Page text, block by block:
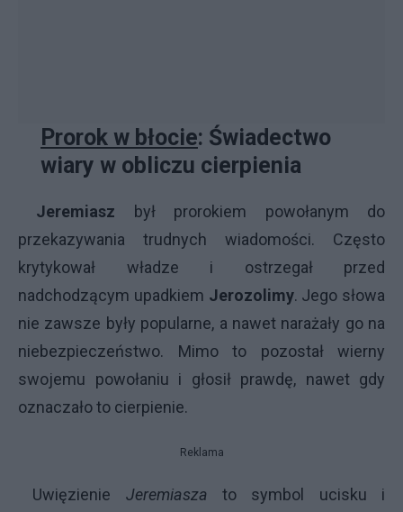
Prorok w błocie: Świadectwo
wiary w obliczu cierpienia
Jeremiasz był prorokiem powołanym do
przekazywania trudnych wiadomości. Często
krytykował władze i ostrzegał przed
nadchodzącym upadkiem Jerozolimy. Jego słowa
nie zawsze były popularne, a nawet narażały go na
niebezpieczeństwo. Mimo to pozostał wierny
swojemu powołaniu i głosił prawdę, nawet gdy
oznaczało to cierpienie.
Reklama
Uwięzienie Jeremiasza to symbol ucisku i